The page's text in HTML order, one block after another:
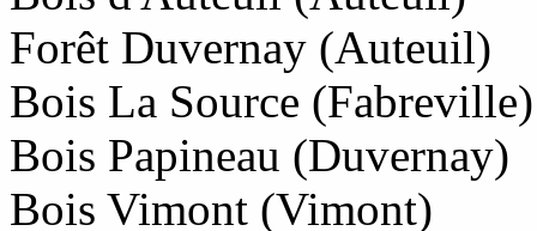
Forêt Duvernay (Auteuil)
Bois La Source (Fabreville)
Bois Papineau (Duvernay)
Bois Vimont (Vimont)